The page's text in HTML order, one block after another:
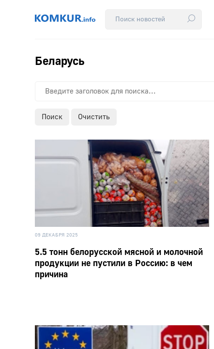
Беларусь
Поиск Очистить
09 ДЕКАБРЯ 2025
5.5 тонн белорусской мясной и молочной
продукции не пустили в Россию: в чем
причина